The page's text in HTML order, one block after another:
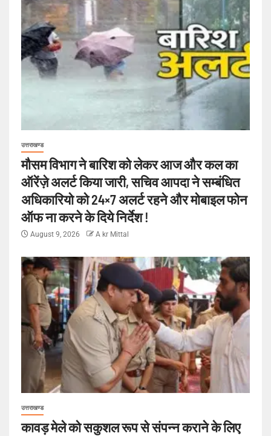
उत्तराखण्ड
मौसम विभाग ने बारिश को लेकर आज और कल का
ऑरेंज़े अलर्ट किया जारी, सचिव आपदा ने सम्बंधित
अधिकारियो को 24×7 अलर्ट रहने और मोबाइल फोन
ऑफ ना करने के दिये निर्देश !
August 9, 2026 A kr Mittal
उत्तराखण्ड
कावड़ मेले को सकुशल रूप से संपन्न कराने के लिए